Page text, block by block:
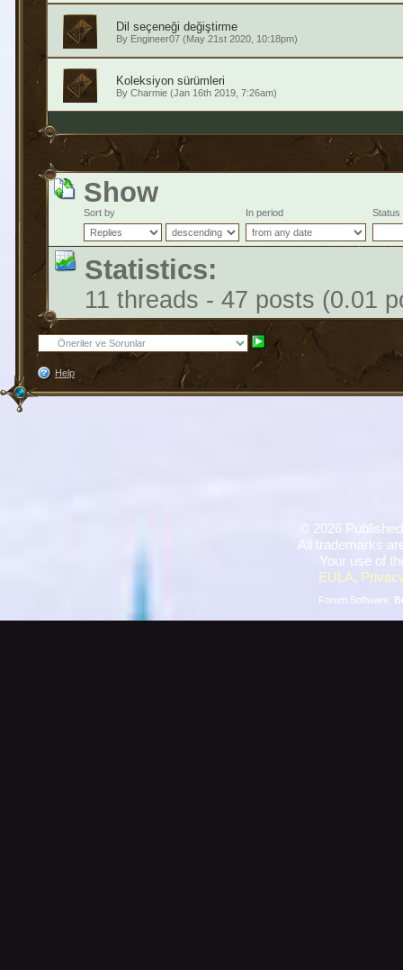
Dil seçeneği değiştirme
By Engineer07(May 21st 2020, 10:18pm)
Koleksiyon sürümleri
By Charmie(Jan 16th 2019, 7:26am)
Show
Sort by In period Status
Statistics:
11 threads - 47 posts (0.01
Help
2026
All trademarks
Your use of
EULA,
Forum Software: